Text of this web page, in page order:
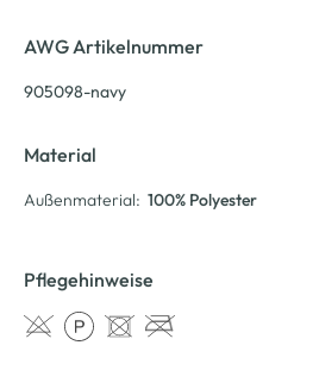
AWG Artikelnummer
905098-navy
Material
Außenmaterial: 100% Polyester
Pflegehinweise